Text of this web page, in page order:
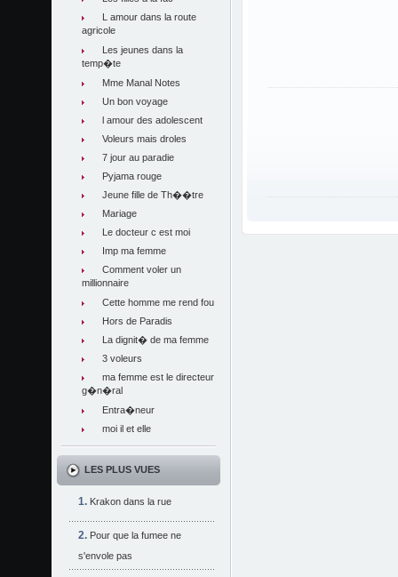
L amour dans la route
agricole
Les jeunes dans la
temp�te
Mme Manal Notes
Un bon voyage
l amour des adolescent
Voleurs mais droles
7 jour au paradie
Pyjama rouge
Jeune fille de Th��tre
Mariage
Le docteur c est moi
Imp ma femme
Comment voler un
millionnaire
Cette homme me rend fou
Hors de Paradis
La dignit� de ma femme
3 voleurs
ma femme est le directeur
g�n�ral
Entra�neur
moi il et elle
LES PLUS VUES
Krakon dans la rue
Pour que la fumee ne
s'envole pas